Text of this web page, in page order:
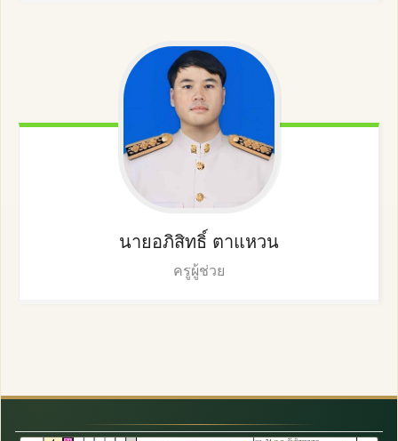
นายอภิสิทธิ์ ตาแหวน
ครูผู้ช่วย